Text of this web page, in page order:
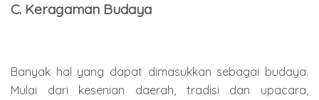
C. Keragaman Budaya
Banyak hal yang dapat dimasukkan sebagai budaya.
Mulai dari kesenian daerah, tradisi dan upacara,